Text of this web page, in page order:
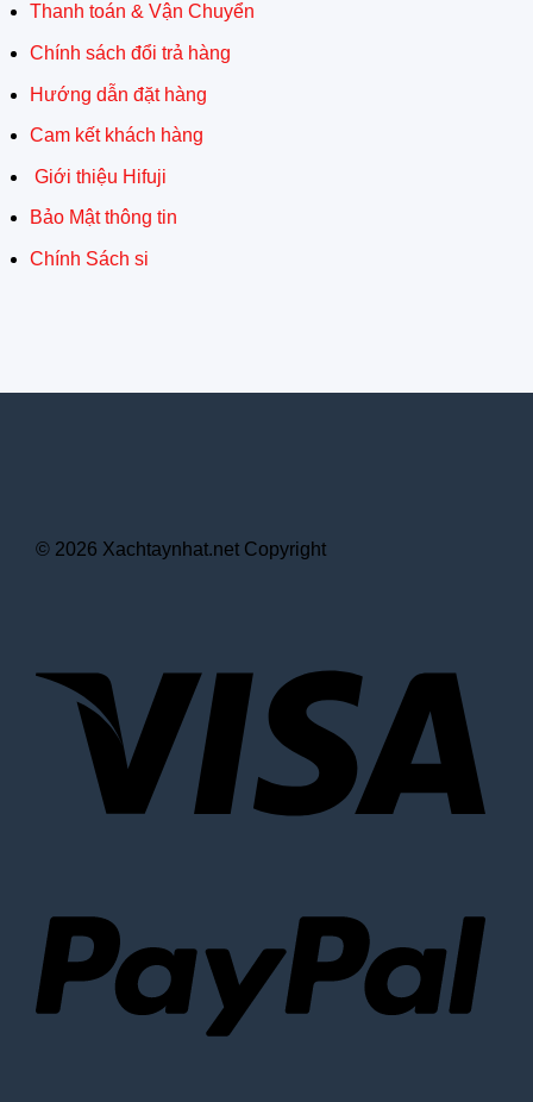
Thanh toán & Vận Chuyển
Chính sách đổi trả hàng
Hướng dẫn đặt hàng
Cam kết khách hàng
Giới thiệu Hifuji
Bảo Mật thông tin
Chính Sách si
© 2026 Xachtaynhat.net Copyright